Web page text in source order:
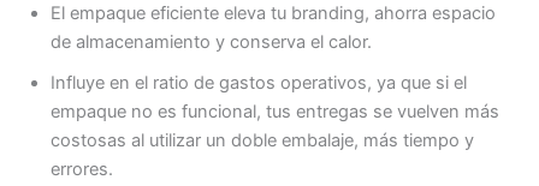
El empaque eficiente eleva tu branding, ahorra espacio
de almacenamiento y conserva el calor.
Influye en el ratio de gastos operativos, ya que si el
empaque no es funcional, tus entregas se vuelven más
costosas al utilizar un doble embalaje, más tiempo y
errores.